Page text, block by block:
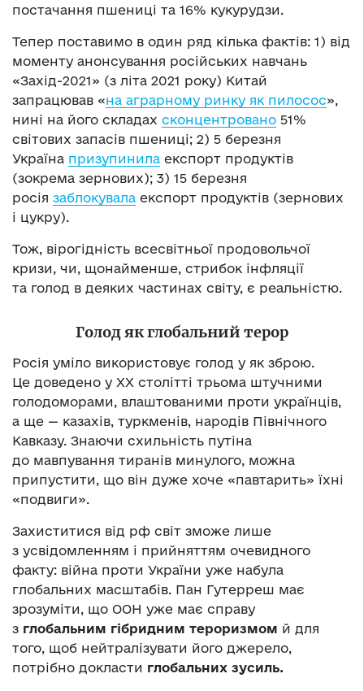
постачання пшениці та 16% кукурудзи.
Тепер поставимо в один ряд кілька фактів: 1) від
моменту анонсування російських навчань
«Захід-2021» (з літа 2021 року) Китай
запрацював «на аграрному ринку як пилосос»,
нині на його складах сконцентровано 51%
світових запасів пшениці; 2) 5 березня
Україна призупинила експорт продуктів
(зокрема зернових); 3) 15 березня
росія заблокувала експорт продуктів (зернових
і цукру).
Тож, вірогідність всесвітньої продовольчої
кризи, чи, щонайменше, стрибок інфляції
та голод в деяких частинах світу, є реальністю.
Голод як глобальний терор
Росія уміло використовує голод у як зброю.
Це доведено у ХХ столітті трьома штучними
голодоморами, влаштованими проти українців,
а ще — казахів, туркменів, народів Північного
Кавказу. Знаючи схильність путіна
до мавпування тиранів минулого, можна
припустити, що він дуже хоче «павтарить» їхні
«подвиги».
Захиститися від рф світ зможе лише
з усвідомленням і прийняттям очевидного
факту: війна проти України уже набула
глобальних масштабів. Пан Гутерреш має
зрозуміти, що ООН уже має справу
з глобальним гібридним тероризмом й для
того, щоб нейтралізувати його джерело,
потрібно докласти глобальних зусиль.